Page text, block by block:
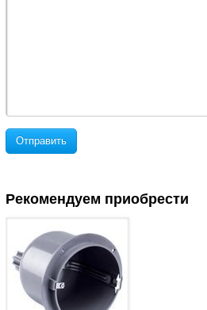
Отправить
Рекомендуем приобрести